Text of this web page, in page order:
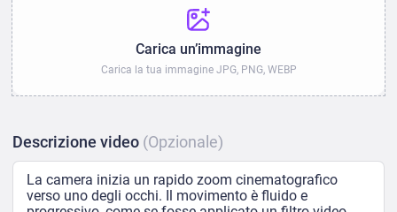
Carica un’immagine
Carica la tua immagine JPG, PNG, WEBP
Descrizione video (Opzionale)